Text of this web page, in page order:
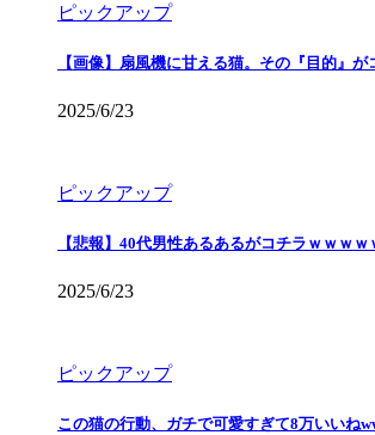
ピックアップ
【画像】扇風機に甘える猫。その『目的』が
2025/6/23
ピックアップ
【悲報】40代男性あるあるがコチラｗｗｗｗ
2025/6/23
ピックアップ
この猫の行動、ガチで可愛すぎて8万いいね